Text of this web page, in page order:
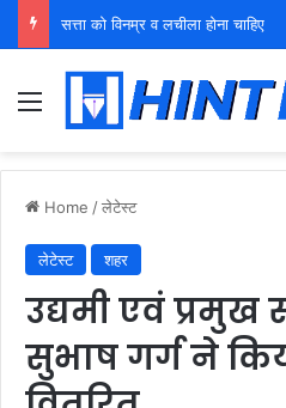
युवा शक्ति को पहचाने बूढ़ा नेतृत्व
Menu
Home /लेटेस्ट
लेटेस्ट शहर
उद्यमी एवं
सुभाष गर्ग ने